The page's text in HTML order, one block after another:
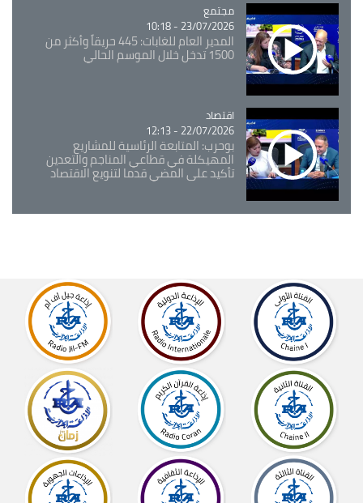
Catégorie
مجتمع
23/07/2026 - 10:18
المدير العام للغابات: 445 حريقاً وأكثر من
1500 تدخل خلال الموسم الحالي
Catégorie
اقتصاد
22/07/2026 - 12:13
بوحرب: المتابعة الرئاسية للمشاريع
المهيكلة في قطاعي المناجم والتعدين
تأكيد على المضي قدما لتنويع الاقتصاد